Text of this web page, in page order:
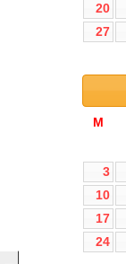
20
27
M
3
10
17
24